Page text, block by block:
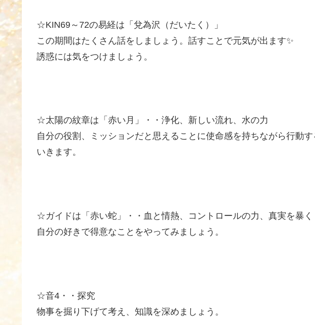
☆KIN69～72の易経は「兌為沢（だいたく）」
この期間はたくさん話をしましょう。話すことで元気が出ます✨
誘惑には気をつけましょう。
☆太陽の紋章は「赤い月」・・浄化、新しい流れ、水の力
自分の役割、ミッションだと思えることに使命感を持ちながら行動
いきます。
☆ガイドは「赤い蛇」・・血と情熱、コントロールの力、真実を暴く
自分の好きで得意なことをやってみましょう。
☆音4・・探究
物事を掘り下げて考え、知識を深めましょう。